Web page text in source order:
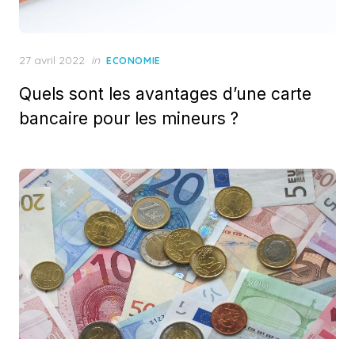
Posted
27 avril 2022 in ECONOMIE
Quels sont les avantages d’une carte
bancaire pour les mineurs ?